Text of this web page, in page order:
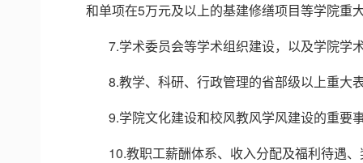
和单项在5万元及以上的基建修缮项目等学院重
7.学术委员会等学术组织建设，以及学院学
8.教学、科研、行政管理的省部级以上重大
9.学院文化建设和校风教风学风建设的重要
10.教职工薪酬体系、收入分配及福利待遇